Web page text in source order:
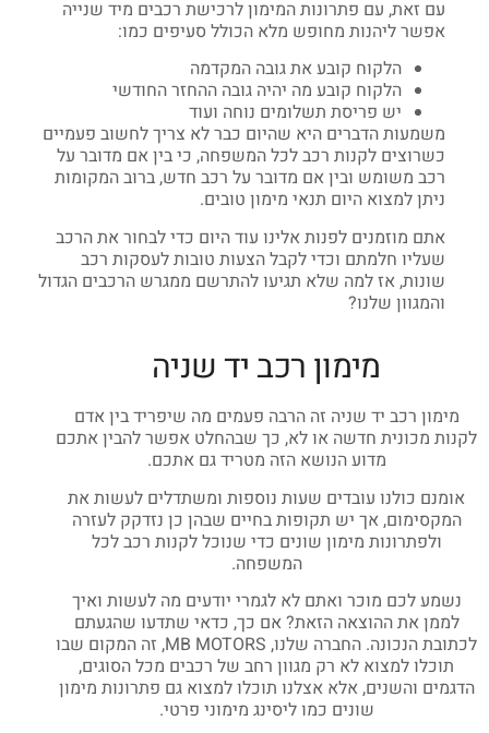
מימון רכב יד שניה
מימון רכב יד שניה זה הרבה פעמים מה שיפריד בין אדם
לקנות מכונית חדשה או לא, כך שבהחלט אפשר להבין אתכם
מדוע הנושא הזה מטריד גם אתכם.
אומנם כולנו עובדים שעות נוספות ומשתדלים לעשות את
המקסימום, אך יש תקופות בחיים שבהן כן נזדקק לעזרה
ולפתרונות מימון שונים כדי שנוכל לקנות רכב לכל
המשפחה.
נשמע לכם מוכר ואתם לא לגמרי יודעים מה לעשות ואיך
לממן את ההוצאה הזאת? אם כך, כדאי שתדעו שהגעתם
לכתובת הנכונה. החברה שלנו, MB MOTORS, זה המקום שבו
תוכלו למצוא לא רק מגוון רחב של רכבים מכל הסוגים,
הדגמים והשנים, אלא אצלנו תוכלו למצוא גם פתרונות מימון
שונים כמו ליסינג מימוני פרטי.
עם זאת, עם פתרונות המימון לרכישת רכבים מיד שנייה
אפשר ליהנות מחופש מלא הכולל סעיפים כמו:
הלקוח קובע את גובה המקדמה
הלקוח קובע מה יהיה גובה ההחזר החודשי
יש פריסת תשלומים נוחה ועוד
משמעות הדברים היא שהיום כבר לא צריך לחשוב פעמיים
כשרוצים לקנות רכב לכל המשפחה, כי בין אם מדובר על
רכב משומש ובין אם מדובר על רכב חדש, ברוב המקומות
ניתן למצוא היום תנאי מימון טובים.
אתם מוזמנים לפנות אלינו עוד היום כדי לבחור את הרכב
שעליו חלמתם וכדי לקבל הצעות טובות לעסקות רכב
שונות, אז למה שלא תגיעו להתרשם ממגרש הרכבים הגדול
והמגוון שלנו?